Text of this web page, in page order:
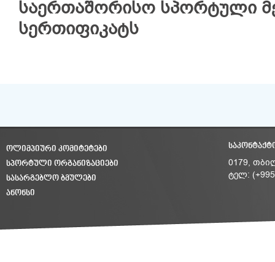
საერთაშორისო სპორტული
სერთიფიკატს
ᲝᲚᲘᲛᲞᲘᲣᲠᲘ ᲙᲝᲛᲘᲢᲔᲢᲔᲑᲘ
ᲡᲞᲝᲠᲢᲣᲚᲘ ᲝᲠᲒᲐᲜᲘᲖᲐᲪᲘᲔᲑᲘ
ᲡᲐᲡᲐᲠᲒᲔᲑᲚᲝ ᲑᲛᲣᲚᲔᲑᲘ
ᲐᲜᲝᲜᲡᲘ
0179,
ტელ: (+995